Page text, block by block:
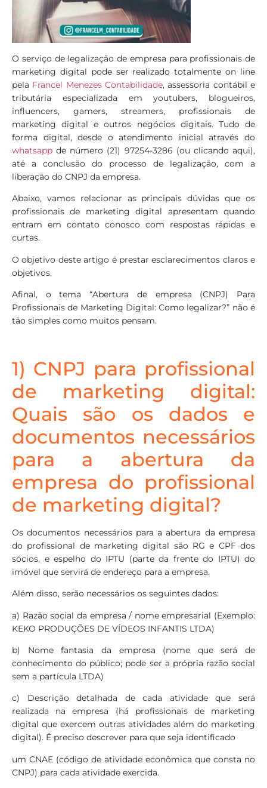
O serviço de legalização de empresa para profissionais de
marketing digital pode ser realizado totalmente on line
pela Francel Menezes Contabilidade, assessoria contábil e
tributária especializada em youtubers, blogueiros,
influencers, gamers, streamers, profissionais de
marketing digital e outros negócios digitais. Tudo de
forma digital, desde o atendimento inicial através do
whatsapp de número (21) 97254-3286 (ou clicando aqui),
até a conclusão do processo de legalização, com a
liberação do CNPJ da empresa.
Abaixo, vamos relacionar as principais dúvidas que os
profissionais de marketing digital apresentam quando
entram em contato conosco com respostas rápidas e
curtas.
O objetivo deste artigo é prestar esclarecimentos claros e
objetivos.
Afinal, o tema “Abertura de empresa (CNPJ) Para
Profissionais de Marketing Digital: Como legalizar?” não é
tão simples como muitos pensam.
1) CNPJ para profissional
de marketing digital:
Quais são os dados e
documentos necessários
para a abertura da
empresa do profissional
de marketing digital?
Os documentos necessários para a abertura da empresa
do profissional de marketing digital são RG e CPF dos
sócios, e espelho do IPTU (parte da frente do IPTU) do
imóvel que servirá de endereço para a empresa.
Além disso, serão necessários os seguintes dados:
a) Razão social da empresa / nome empresarial (Exemplo:
KEKO PRODUÇÕES DE VÍDEOS INFANTIS LTDA)
b) Nome fantasia da empresa (nome que será de
conhecimento do público; pode ser a própria razão social
sem a partícula LTDA)
c) Descrição detalhada de cada atividade que será
realizada na empresa (há profissionais de marketing
digital que exercem outras atividades além do marketing
digital). É preciso descrever para que seja identificado
um CNAE (código de atividade econômica que consta no
CNPJ) para cada atividade exercida.